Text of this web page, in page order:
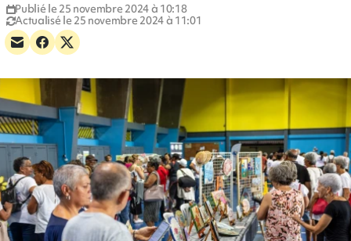
Publié le 25 novembre 2024 à 10:18
Actualisé le 25 novembre 2024 à 11:01